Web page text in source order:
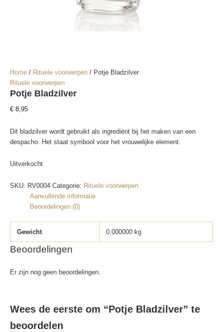
Home / Rituele voorwerpen / Potje Bladzilver
Rituele voorwerpen
Potje Bladzilver
€ 8,95
Dit bladzilver wordt gebruikt als ingrediënt bij het maken van een
despacho. Het staat symbool voor het vrouwelijke element.
Uitverkocht
SKU: RV0004 Categorie: Rituele voorwerpen
Aanvullende informatie
Beoordelingen (0)
Gewicht 0,000000 kg
Beoordelingen
Er zijn nog geen beoordelingen.
Wees de eerste om “Potje Bladzilver” te
beoordelen